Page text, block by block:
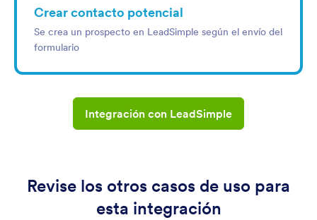
Crear contacto potencial
Se crea un prospecto en LeadSimple según el envío del
formulario
Integración con LeadSimple
Revise los otros casos de uso para
esta integración